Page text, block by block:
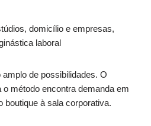
domicílio e empresas,
laboral
de possibilidades. O
método encontra demanda em
boutique à sala corporativa.